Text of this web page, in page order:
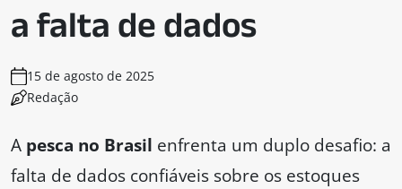
a falta de dados
15 de agosto de 2025
Redação
A pesca no Brasil enfrenta um duplo desafio: a
falta de dados confiáveis sobre os estoques